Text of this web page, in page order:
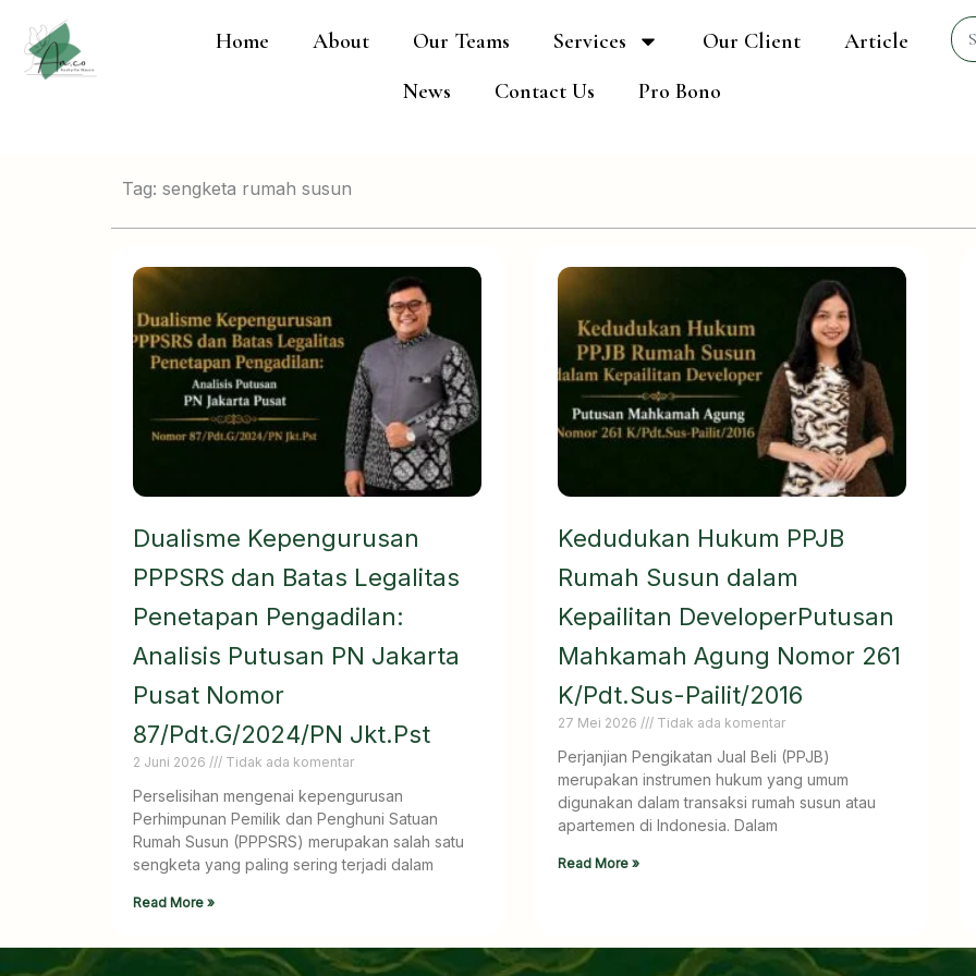
konten
Home About Our Teams Services Our Client
Article
News
Contact Us Pro Bono
Tag: sengketa rumah susun
Dualisme Kepengurusan
PPPSRS dan Batas Legalitas
Penetapan Pengadilan:
Analisis Putusan PN Jakarta
Pusat Nomor
87/Pdt.G/2024/PN Jkt.Pst
2 Juni 2026 Tidak ada komentar
Perselisihan mengenai kepengurusan
Perhimpunan Pemilik dan Penghuni Satuan
Rumah Susun (PPPSRS) merupakan salah satu
sengketa yang paling sering terjadi dalam
Read More »
Kedudukan Hukum PPJB
Rumah Susun dalam
Kepailitan DeveloperPutusan
Mahkamah Agung Nomor 261
K/Pdt.Sus-Pailit/2016
27 Mei 2026 Tidak ada komentar
Perjanjian Pengikatan Jual Beli (PPJB)
merupakan instrumen hukum yang umum
digunakan dalam transaksi rumah susun atau
apartemen di Indonesia. Dalam
Read More »